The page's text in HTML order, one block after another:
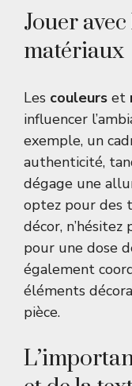
Jouer
matériaux
Les couleurs et
influencer
exemple, un
authenticité,
dégage une
optez pour des
décor, n’hésitez
pour une dose
également
éléments
pièce.